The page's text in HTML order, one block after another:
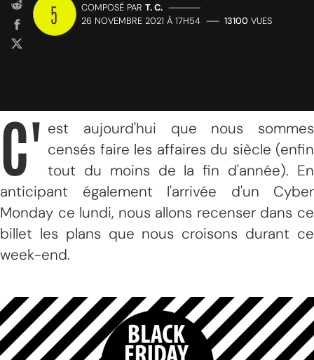
5 COMPOSÉ PAR T. C. —————
26 NOVEMBRE 2021 À 17H54 —— 13100 VUES
C' est aujourd'hui que nous sommes
censés faire les affaires du siècle (enfin
tout du moins de la fin d'année). En
anticipant également l'arrivée d'un Cyber
Monday ce lundi, nous allons recenser dans ce
billet les plans que nous croisons durant ce
week-end.